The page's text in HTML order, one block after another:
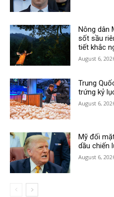
Nông dân
sốt sầu
tiết khắc
August 6,
Trung
trứng kỷ
August 6,
Mỹ đối
dầu chiến
August 6,